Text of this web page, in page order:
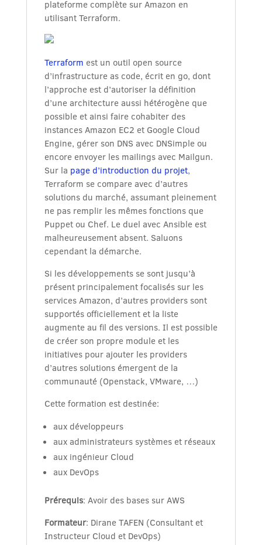
plateforme complète sur Amazon en
utilisant Terraform.
Terraform est un outil open source
d’infrastructure as code, écrit en go, dont
l’approche est d’autoriser la définition
d’une architecture aussi hétérogène que
possible et ainsi faire cohabiter des
instances Amazon EC2 et Google Cloud
Engine, gérer son DNS avec DNSimple ou
encore envoyer les mailings avec Mailgun.
Sur la page d’introduction du projet,
Terraform se compare avec d’autres
solutions du marché, assumant pleinement
ne pas remplir les mêmes fonctions que
Puppet ou Chef. Le duel avec Ansible est
malheureusement absent. Saluons
cependant la démarche.
Si les développements se sont jusqu’à
présent principalement focalisés sur les
services Amazon, d’autres providers sont
supportés officiellement et la liste
augmente au fil des versions. Il est possible
de créer son propre module et les
initiatives pour ajouter les providers
d’autres solutions émergent de la
communauté (Openstack, VMware, …)
Cette formation est destinée:
aux développeurs
aux administrateurs systèmes et réseaux
aux ingénieur Cloud
aux DevOps
Prérequis: Avoir des bases sur AWS
Formateur: Dirane TAFEN (Consultant et
Instructeur Cloud et DevOps)